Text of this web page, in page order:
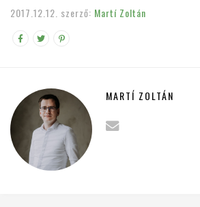
2017.12.12. szerző: Martí Zoltán
MARTÍ ZOLTÁN